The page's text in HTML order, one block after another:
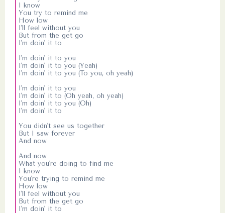
I know
You try to remind me
How low
I'll feel without you
But from the get go
I'm doin' it to
I'm doin' it to you
I'm doin' it to you (Yeah)
I'm doin' it to you (To you, oh yeah)
I'm doin' it to you
I'm doin' it to (Oh yeah, oh yeah)
I'm doin' it to you (Oh)
I'm doin' it to
You didn't see us together
But I saw forever
And now
And now
What you're doing to find me
I know
You're trying to remind me
How low
I'll feel without you
But from the get go
I'm doin' it to